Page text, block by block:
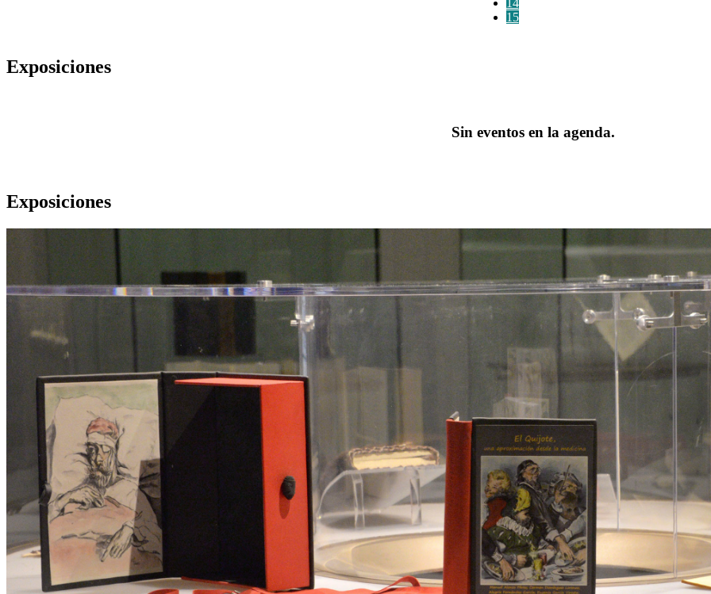
15
Exposiciones
Sin eventos en la agenda.
Exposiciones